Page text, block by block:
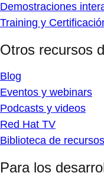
Demostraciones
Training y
Otros recursos
Blog
Eventos y webinars
Podcasts y videos
Red Hat TV
Biblioteca de recursos
Para los